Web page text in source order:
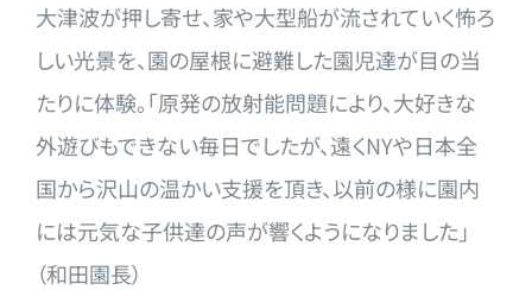
大津波が押し寄せ、家や大型船が流されていく怖ろ
しい光景を、園の屋根に避難した園児達が目の当
たりに体験。「原発の放射能問題により、大好きな
外遊びもできない毎日でしたが、遠くNYや日本全
国から沢山の温かい支援を頂き、以前の様に園内
には元気な子供達の声が響くようになりました」
（和田園長）